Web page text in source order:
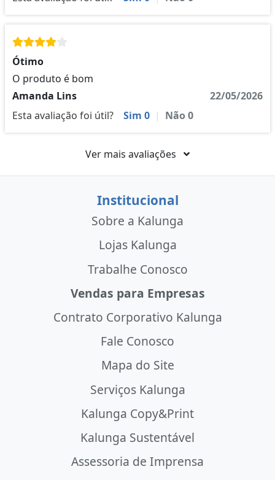
Ótimo
O produto é bom
Amanda Lins
22/05/2026
Esta avaliação foi útil?
Sim 0 | Não0
Ver mais avaliações
Institucional
Sobre a Kalunga
Lojas Kalunga
Trabalhe Conosco
Vendas para Empresas
Contrato Corporativo Kalunga
Fale Conosco
Mapa do Site
Serviços Kalunga
Kalunga Copy&Print
Kalunga Sustentável
Assessoria de Imprensa